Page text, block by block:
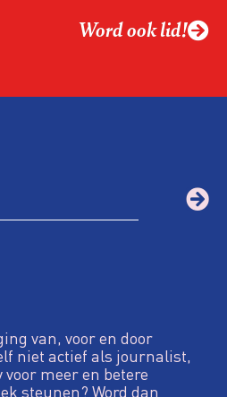
Word ook lid!
van, voor en door
niet actief als journalist,
meer en betere
steunen? Word dan